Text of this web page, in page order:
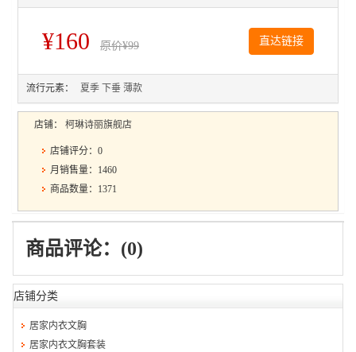
¥160 原价¥99 直达链接
流行元素： 夏季 下垂 薄款
店铺： 柯琳诗丽旗舰店
店铺评分：0
月销售量：1460
商品数量：1371
商品评论：(0)
店铺分类
居家内衣文胸
居家内衣文胸套装